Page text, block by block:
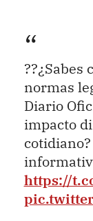
??¿Sabes
normas
Diario
impacto
https://